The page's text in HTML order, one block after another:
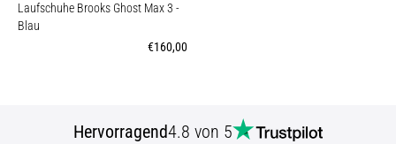
Laufschuhe Brooks Ghost Max 3 -
Blau
€160,00
Hervorragend4.8 von 5